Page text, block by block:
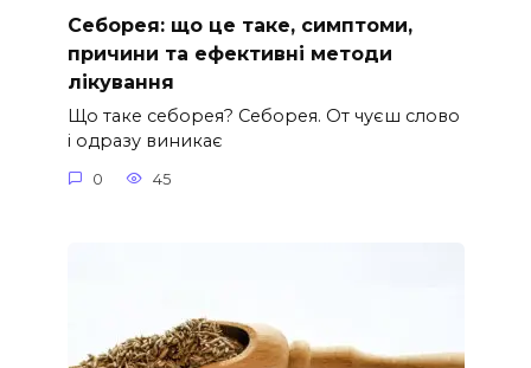
Себорея: що це таке, симптоми,
причини та ефективні методи
лікування
Що таке себорея? Себорея. От чуєш слово
і одразу виникає
0 45